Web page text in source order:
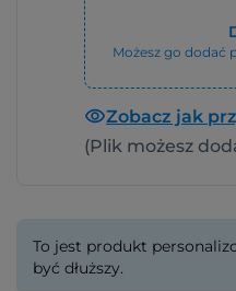
Możesz go dodać
Zobacz jak
(Plik możesz
To jest produkt
być dłuższy.